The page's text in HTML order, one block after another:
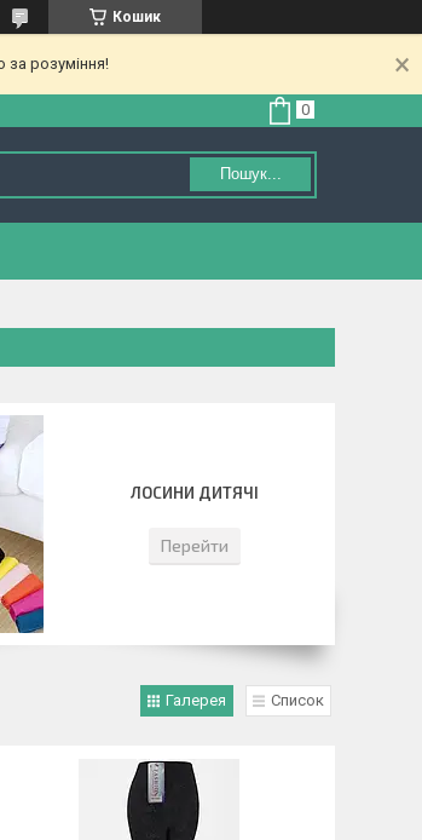
Кошик
за розуміння!
Пошук...
ЛОСИНИ ДИТЯЧІ
Перейти
Галерея Список